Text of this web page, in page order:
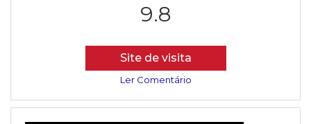
9.8
Site de visita
Ler Comentário